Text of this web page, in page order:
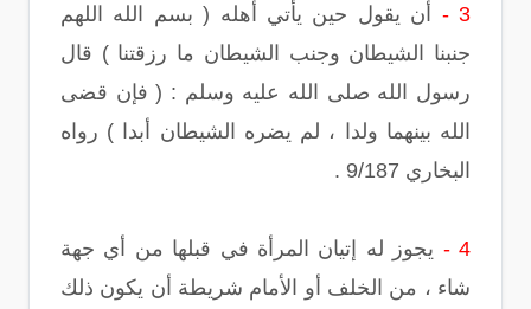
3 -
أن يقول حين يأتي أهله ( بسم الله اللهم
جنبنا الشيطان وجنب الشيطان ما رزقتنا ) قال
رسول الله صلى الله عليه وسلم : ( فإن قضى
الله بينهما ولدا ، لم يضره الشيطان أبدا ) رواه
البخاري 9/187 .
4 -
يجوز له إتيان المرأة في قبلها من أي جهة
شاء ، من الخلف أو الأمام شريطة أن يكون ذلك